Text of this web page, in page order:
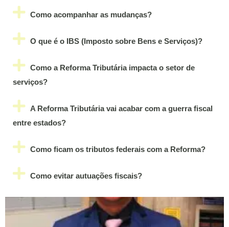
Como acompanhar as mudanças?
O que é o IBS (Imposto sobre Bens e Serviços)?
Como a Reforma Tributária impacta o setor de
serviços?
A Reforma Tributária vai acabar com a guerra fiscal
entre estados?
Como ficam os tributos federais com a Reforma?
Como evitar autuações fiscais?